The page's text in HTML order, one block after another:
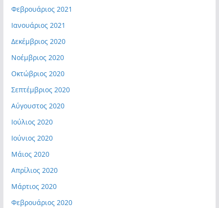
Φεβρουάριος 2021
Ιανουάριος 2021
Δεκέμβριος 2020
Νοέμβριος 2020
Οκτώβριος 2020
Σεπτέμβριος 2020
Αύγουστος 2020
Ιούλιος 2020
Ιούνιος 2020
Μάιος 2020
Απρίλιος 2020
Μάρτιος 2020
Φεβρουάριος 2020